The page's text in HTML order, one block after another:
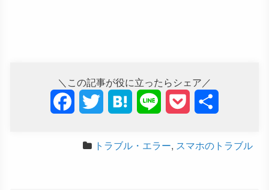
＼この記事が役に立ったらシェア／
i
t
n
c
トラブル・エラー, スマホのトラブル